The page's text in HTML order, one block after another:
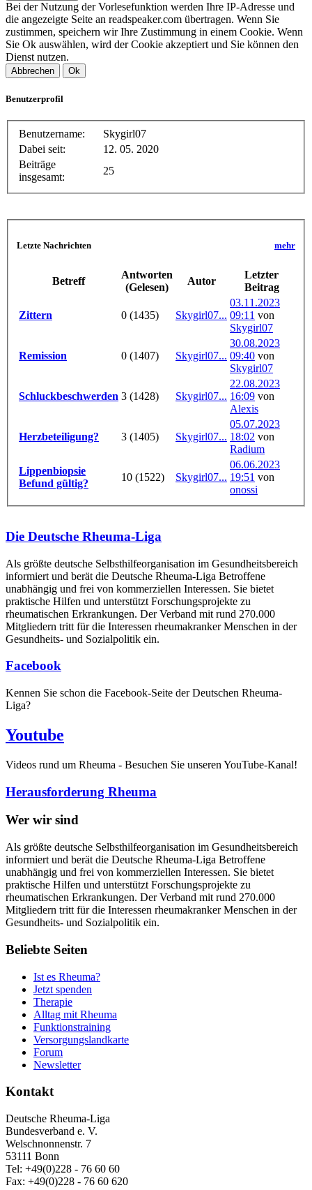
Bei der Nutzung der Vorlesefunktion werden Ihre IP-Adresse und
die angezeigte Seite an readspeaker.com übertragen. Wenn Sie
zustimmen, speichern wir Ihre Zustimmung in einem Cookie. Wenn
Sie Ok auswählen, wird der Cookie akzeptiert und Sie können den
Dienst nutzen.
Abbrechen Ok
Benutzerprofil
Benutzername:
Skygirl07
Dabei seit:
12. 05. 2020
Beiträge
insgesamt:
25
Letzte Nachrichten mehr
Betreff
Antworten
(Gelesen)
Autor
Letzter
Beitrag
Zittern 0 (1435) Skygirl07...
03.11.2023
09:11 von
Skygirl07
Remission 0 (1407) Skygirl07...
30.08.2023
09:40 von
Skygirl07
Schluckbeschwerden 3 (1428) Skygirl07...
22.08.2023
16:09 von
Alexis
Herzbeteiligung? 3 (1405) Skygirl07...
05.07.2023
18:02 von
Radium
Lippenbiopsie
Befund gültig?
10 (1522) Skygirl07...
06.06.2023
19:51 von
onossi
Die Deutsche Rheuma-Liga
Als größte deutsche Selbsthilfe­organisation im Gesundheitsbereich
informiert und berät die Deutsche Rheuma-Liga Betroffene
unabhängig und frei von kommerziellen Interessen. Sie bietet
praktische Hilfen und unterstützt Forschungsprojekte zu
rheumatischen Erkrankungen. Der Verband mit rund 270.000
Mitgliedern tritt für die Interessen rheumakranker Menschen in der
Gesundheits- und Sozialpolitik ein.
Facebook
Kennen Sie schon die Facebook-Seite der Deutschen Rheuma-
Liga?
Youtube
Videos rund um Rheuma - Besuchen Sie unseren YouTube-Kanal!
Herausforderung Rheuma
Wer wir sind
Als größte deutsche Selbsthilfeorganisation im Gesundheitsbereich
informiert und berät die Deutsche Rheuma-Liga Betroffene
unabhängig und frei von kommerziellen Interessen. Sie bietet
praktische Hilfen und unterstützt Forschungsprojekte zu
rheumatischen Erkrankungen. Der Verband mit rund 270.000
Mitgliedern tritt für die Interessen rheumakranker Menschen in der
Gesundheits- und Sozialpolitik ein.
Beliebte Seiten
Ist es Rheuma?
Jetzt spenden
Therapie
Alltag mit Rheuma
Funktionstraining
Versorgungslandkarte
Forum
Newsletter
Kontakt
Deutsche Rheuma-Liga
Bundesverband e. V.
Welschnonnenstr. 7
53111 Bonn
Tel: +49(0)228 - 76 60 60
Fax: +49(0)228 - 76 60 620